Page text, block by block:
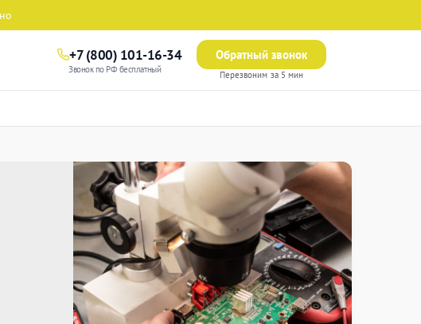
+7 (800) 101-16-34
Звонок по РФ бесплатный
Обратный звонок
Перезвоним за 5 мин